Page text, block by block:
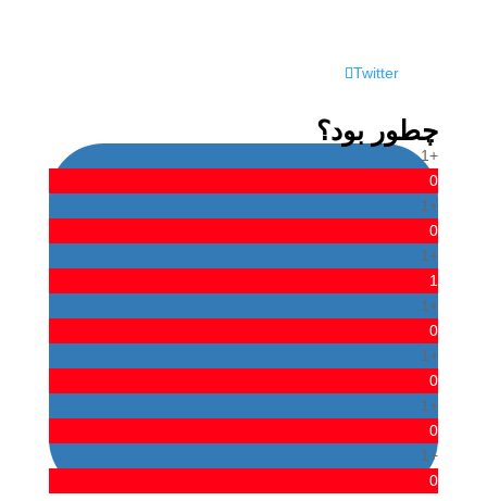
Twitter
چطور بود؟
+1
0
+1
0
+1
1
+1
0
+1
0
+1
0
+1
0